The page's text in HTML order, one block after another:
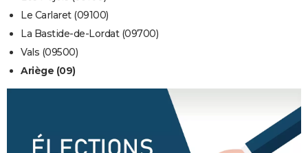
Le Carlaret (09100)
La Bastide-de-Lordat (09700)
Vals (09500)
Ariège (09)